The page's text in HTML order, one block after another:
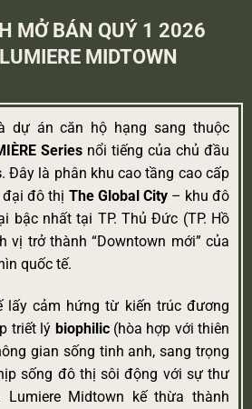
MỞ BÁN QUÝ 1 2026
MIDTOWN
dự án căn hộ hạng sang thuộc
Series nổi tiếng của chủ đầu
. Đây là phân khu cao tầng cao cấp
đô thị The Global City– khu đô
bậc nhất tại TP. Thủ Đức (TP. Hồ
vị trở thành “Downtown mới” của
quốc tế.
lấy cảm hứng từ kiến trúc đương
triết lý biophilic(hòa hợp với thiên
gian sống tinh anh, sang trọng
sống đô thị sôi động với sự thư
Midtown kế thừa thành